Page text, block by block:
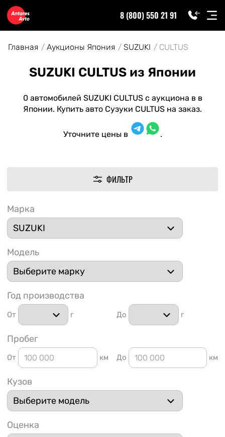
91
8 (800) 550 21 91
Главная Аукционы Япония SUZUKI CULTUS
SUZUKI CULTUS из Японии
0 автомобилей SUZUKI CULTUS с аукциона в в
Японии. Купить авто Сузуки CULTUS на заказ.
Уточните цены в .
ФИЛЬТР
Марка
Модель
Год производства
От г До г
Пробег
От км До км
Кузов
Оценка